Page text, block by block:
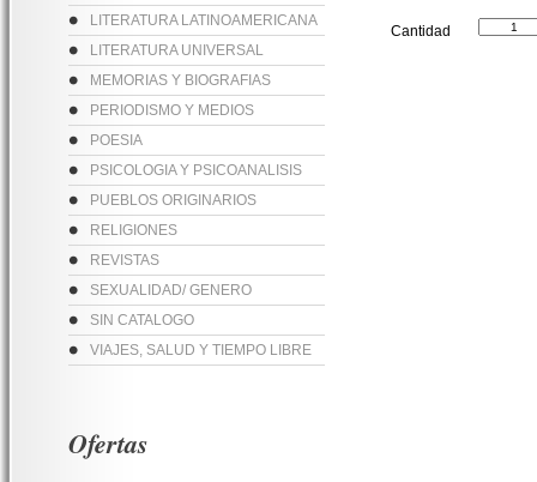
LITERATURA LATINOAMERICANA
LITERATURA UNIVERSAL
MEMORIAS Y BIOGRAFIAS
PERIODISMO Y MEDIOS
POESIA
PSICOLOGIA Y PSICOANALISIS
PUEBLOS ORIGINARIOS
RELIGIONES
REVISTAS
SEXUALIDAD/ GENERO
SIN CATALOGO
VIAJES, SALUD Y TIEMPO LIBRE
Cantidad
Ofertas